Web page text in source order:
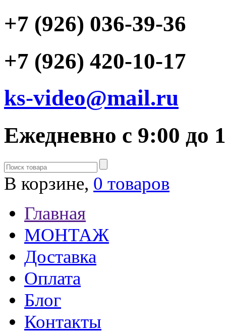
+7 (926) 036-39-36
+7 (926) 420-10-17
ks-video@mail.ru
Ежедневно с 9:00 до
В корзине, 0 товаров
Главная
МОНТАЖ
Доставка
Оплата
Блог
Контакты